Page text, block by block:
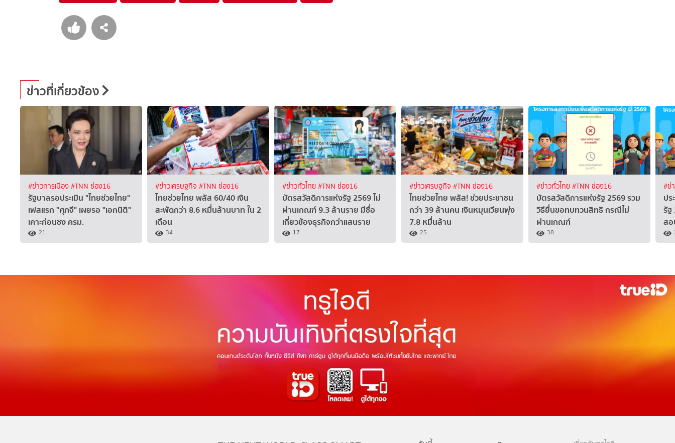
ข่าวที่เกี่ยวข้อง
#ข่าวการเมือง#TNN ช่อง16
รัฐบาลรอประเมิน "ไทยช่วยไทย"
เฟสแรก "ศุภจี" เผยรอ "เอกนิติ"
เคาะก่อนชง ครม.
21
#ข่าวเศรษฐกิจ #TNN ช่อง16
ไทยช่วยไทย พลัส 60/40 เงิน
สะพัดกว่า 8.6 หมื่นล้านบาท ใน 2
เดือน
34
#ข่าวทั่วไทย#TNN ช่อง16
บัตรสวัสดิการแห่งรัฐ 2569 ไม่
ผ่านเกณฑ์ 9.3 ล้านราย มีชื่อ
เกี่ยวข้องธุรกิจกว่าแสนราย
17
#ข่าวเศรษฐกิจ #TNN ช่อง16
ไทยช่วยไทย พลัส! ช่วยประชาชน
กว่า 39 ล้านคน เงินหมุนเวียนพุ่ง
7.8 หมื่นล้าน
25
#ข่าวทั่วไทย#TNN ช่อง16
บัตรสวัสดิการแห่งรัฐ 2569 รวม
วิธียื่นขอทบทวนสิทธิ กรณีไม่
ผ่านเกณฑ์
38
#ข่
ป
รัฐ
ส